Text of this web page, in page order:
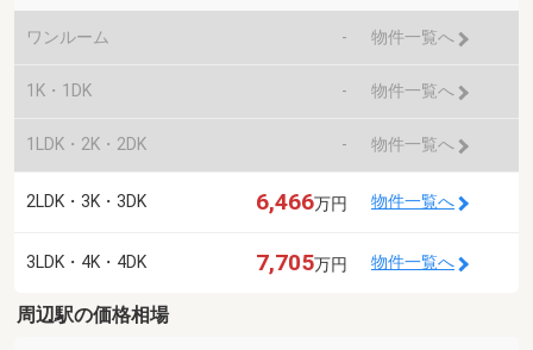
ワンルーム - 物件一覧へ
1K・1DK - 物件一覧へ
1LDK・2K・2DK - 物件一覧へ
2LDK・3K・3DK 6,466万円 物件一覧へ
3LDK・4K・4DK 7,705万円 物件一覧へ
周辺駅の価格相場